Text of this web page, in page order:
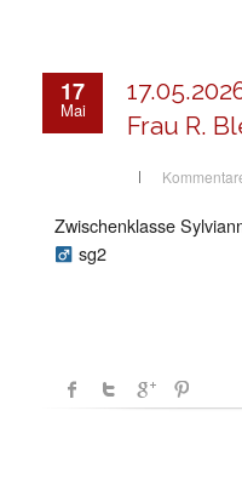
17
Mai
Frau R.
Zwischenklasse
sg2